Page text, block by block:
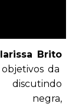
Brito
da
negra,